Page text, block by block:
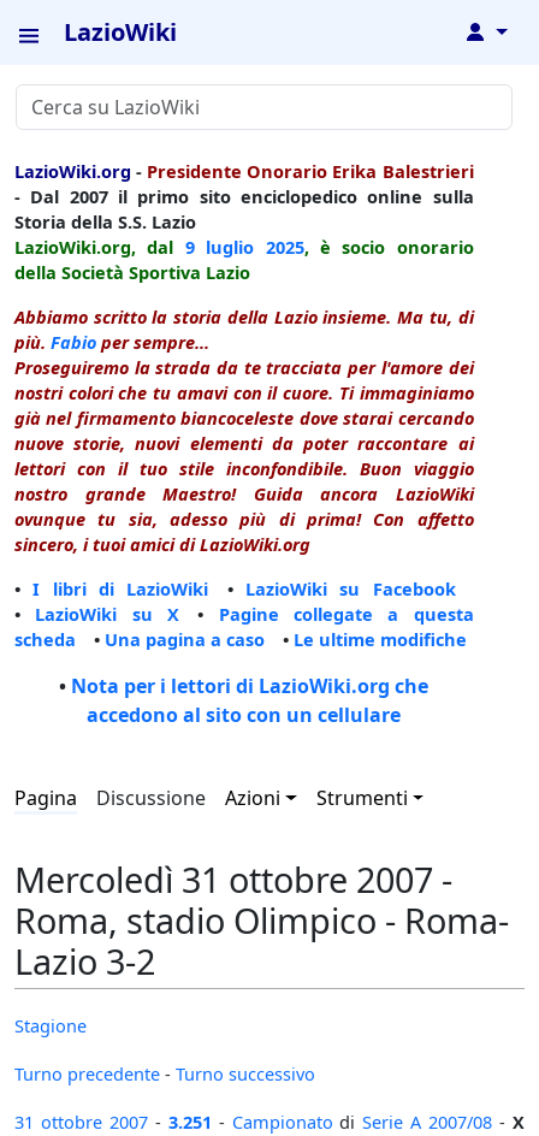
LazioWiki ↓
LazioWiki.org - Presidente Onorario Erika Balestrieri
- Dal 2007 il primo sito enciclopedico online sulla
Storia della S.S. Lazio
LazioWiki.org, dal 9 luglio 2025, è socio onorario
della Società Sportiva Lazio
Abbiamo scritto la storia della Lazio insieme. Ma tu, di
più. Fabio per sempre...
Proseguiremo la strada da te tracciata per l'amore dei
nostri colori che tu amavi con il cuore. Ti immaginiamo
già nel firmamento biancoceleste dove starai cercando
nuove storie, nuovi elementi da poter raccontare ai
lettori con il tuo stile inconfondibile. Buon viaggio
nostro grande Maestro! Guida ancora LazioWiki
ovunque tu sia, adesso più di prima! Con affetto
sincero, i tuoi amici di LazioWiki.org
•I libri di LazioWiki • LazioWiki su Facebook
• LazioWiki su X • Pagine collegate a questa
scheda • Una pagina a caso • Le ultime modifiche
• Nota per i lettori di LazioWiki.org che
accedono al sito con un cellulare
Pagina Discussione Azioni Strumenti
Mercoledì 31 ottobre 2007 -
Roma, stadio Olimpico - Roma-
Lazio 3-2
Stagione
Turno precedente - Turno successivo
31 ottobre 2007- 3.251 - Campionato diSerie A 2007/08 -X